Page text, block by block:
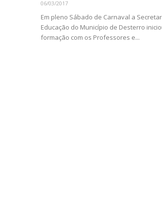
06/03/2017
Em pleno Sábado de Carnaval a
Educação do Município de Desterro
formação com os Professores e...